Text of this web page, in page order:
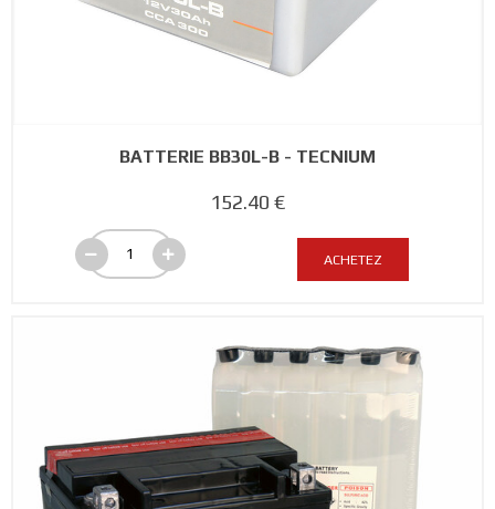
BATTERIE BB30L-B - TECNIUM
152.40 €
ACHETEZ